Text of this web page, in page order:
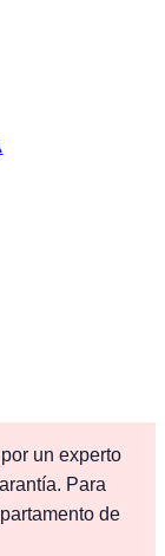
un experto
Para
de